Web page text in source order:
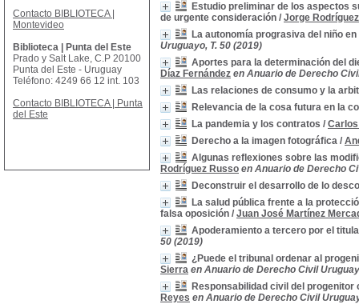
Estudio preliminar de los aspectos
de urgente consideración / Jorge
La autonomía prograsiva del niño
Uruguayo, T. 50 (2019)
Aportes para la determinación del
Díaz Fernández en Anuario de Derecho
Las relaciones de consumo y la
Relevancia de la cosa futura en la
La pandemia y los contratos /
Derecho a la imagen fotográfica /
Algunas reflexiones sobre las
Rodríguez Russo en Anuario de Derecho
Deconstruir el desarrollo de lo
La salud pública frente a la
falsa oposición / Juan José Martínez
Apoderamiento a tercero por el
50 (2019)
¿Puede el tribunal ordenar al
Sierra en Anuario de Derecho Civil
Responsabilidad civil del
Reyes en Anuario de Derecho Civil
Contacto BIBLIOTECA |
Montevideo
Biblioteca | Punta del Este
Prado y Salt Lake, C.P 20100
Punta del Este - Uruguay
Teléfono: 4249 66 12 int. 103
Contacto BIBLIOTECA | Punta
del Este